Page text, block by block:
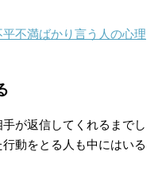
不満ばかり言う人の心理
が返信してくれるまでし
動をとる人も中にはいる